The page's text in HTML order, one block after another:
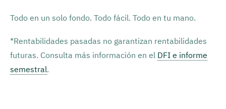
Todo en un solo fondo. Todo fácil. Todo en tu mano.
*Rentabilidades pasadas no garantizan rentabilidades
futuras. Consulta más información en el DFI e informe
semestral.